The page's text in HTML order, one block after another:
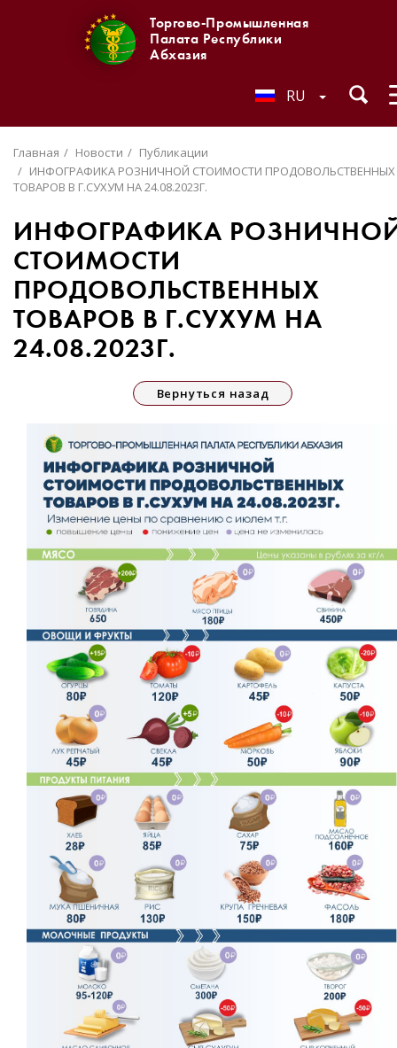
Торгово-Промышленная
Палата Республики
Абхазия
RU
Главная Новости
Публикации
ИНФОГРАФИКА РОЗНИЧНОЙ СТОИМОСТИ ПРОДОВОЛЬСТВЕННЫХ
ТОВАРОВ В Г.СУХУМ НА 24.08.2023Г.
ИНФОГРАФИКА
СТОИМОСТИ
ПРОДОВОЛЬСТВЕННЫХ
ТОВАРОВ В Г.СУХУМ НА
24.08.2023Г.
Вернуться назад